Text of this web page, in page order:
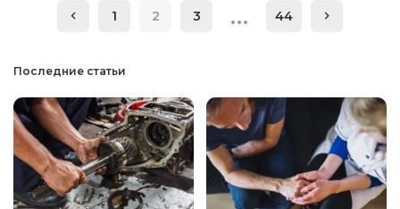
1 2 3 … 44
Последние статьи